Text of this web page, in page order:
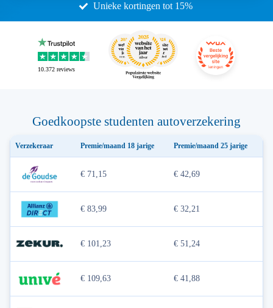
Unieke kortingen tot 15%
10.372 reviews
Goedkoopste studenten autoverzekering
Verzekeraar Premie/maand 18 jarige Premie/maand 25 jarige
€ 71,15 € 42,69
€ 83,99 € 32,21
€ 101,23 € 51,24
€ 109,63 € 41,88